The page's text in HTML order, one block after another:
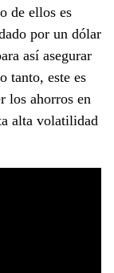
de ellos es
por un dólar
así asegurar
tanto, este es
los ahorros en
alta volatilidad